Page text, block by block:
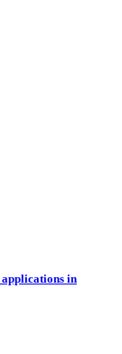
in